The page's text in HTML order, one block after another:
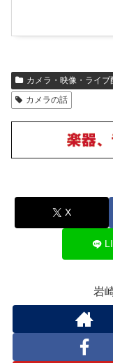
カメラ・映像・ライブ
カメラの話
X
岩